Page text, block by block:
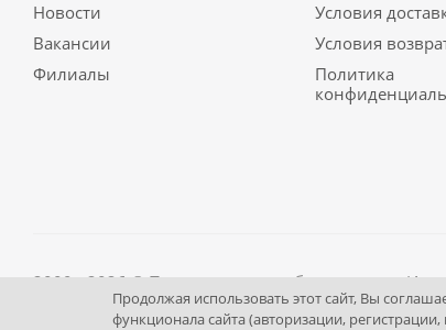
Новости
Вакансии
Филиалы
Условия
Условия
Политика
2009 - 2026 © Промышленное оборудование
195043, г. Санкт-Петербург, Братская ул, дом 27,
Продолжая использовать этот сайт, Вы
функционала сайта (авторизации,